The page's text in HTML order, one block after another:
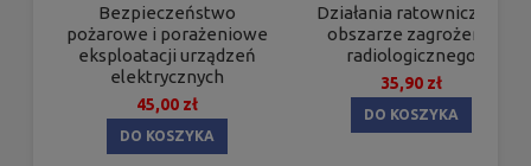
Bezpieczeństwo
pożarowe i porażeniowe
eksploatacji urządzeń
elektrycznych
45,00 zł
DO KOSZYKA
Działania ratownicze w
obszarze zagrożenia
radiologicznego
35,90 zł
DO KOSZYKA